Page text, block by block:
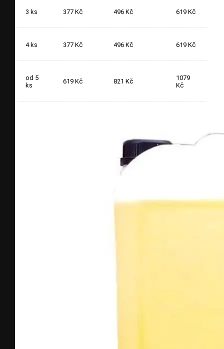
3 ks 377 Kč 496 Kč 619 Kč
4 ks 377 Kč 496 Kč 619 Kč
od 5
ks
619 Kč 821 Kč
1079
Kč